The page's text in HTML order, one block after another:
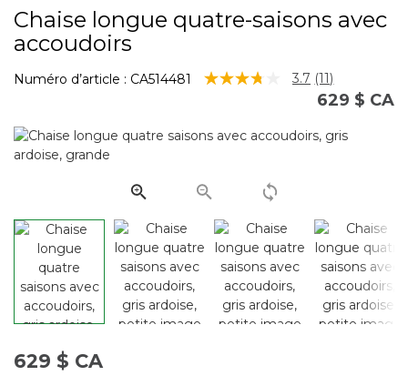
Chaise longue quatre-saisons avec
accoudoirs
Numéro d’article : CA514481 5 sur 5 Évaluation des clients
3.7 Lire
les
Lien
(11)
629 $ CA
629 $ CA